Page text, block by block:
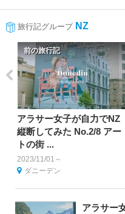
旅行記グループ NZ
前の旅行記
アラサー女子が自力でNZ
縦断してみた No.2/8 アー
トの街 ...
2023/11/01～
ダニーデン
アラサー